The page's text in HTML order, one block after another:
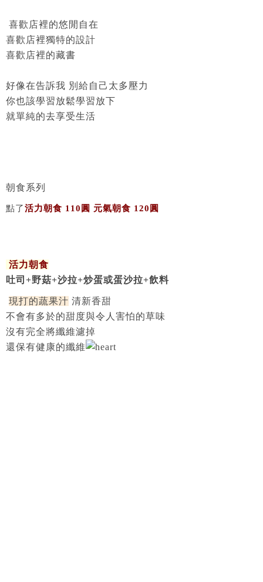
喜歡店裡的悠閒自在
喜歡店裡獨特的設計
喜歡店裡的藏書
好像在告訴我 別給自己太多壓力
你也該學習放鬆學習放下
就單純的去享受生活
朝食系列
點了活力朝食 110圓 元氣朝食 120圓
活力朝食
吐司+野菇+沙拉+炒蛋或蛋沙拉+飲料
現打的蔬果汁 清新香甜
不會有多於的甜度與令人害怕的草味
沒有完全將纖維濾掉
還保有健康的纖維